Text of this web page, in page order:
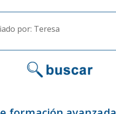
por: Teresa